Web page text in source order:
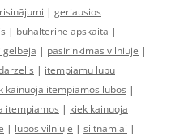
| geriausios
| buhalterine apskaita |
| pasirinkimas vilniuje |
| itempiamu lubu
kainuoja itempiamos lubos |
itempiamos | kiek kainuoja
| lubos vilniuje | siltnamiai |